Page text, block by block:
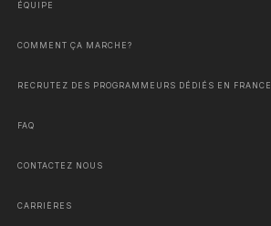
ÉQUIPE
COMMENT ÇA MARCHE?
RECRUTEZ DES PROGRAMMEURS DÉDIÉS EN FRANCE
FAQ
CONTACTEZ NOUS
CARRIÈRES